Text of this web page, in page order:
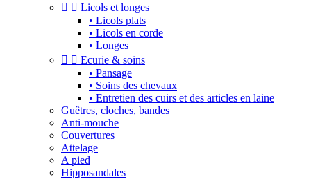
  Licols et longes
• Licols plats
• Licols en corde
• Longes
  Ecurie & soins
• Pansage
• Soins des chevaux
• Entretien des cuirs et des articles en laine
Guêtres, cloches, bandes
Anti-mouche
Couvertures
Attelage
A pied
Hipposandales